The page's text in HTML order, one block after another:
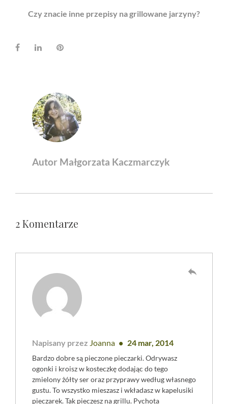
Czy znacie inne przepisy na grillowane jarzyny?
FacebookLinkedInPinterest
Autor Małgorzata Kaczmarczyk
2 Komentarze
Napisany przez Joanna 24 mar, 2014
Bardzo dobre są pieczone pieczarki. Odrywasz
ogonki i kroisz w kosteczkę dodając do tego
zmielony żółty ser oraz przyprawy według własnego
gustu. To wszystko mieszasz i wkładasz w kapelusiki
pieczarek. Tak pieczesz na grillu. Pychota
reply